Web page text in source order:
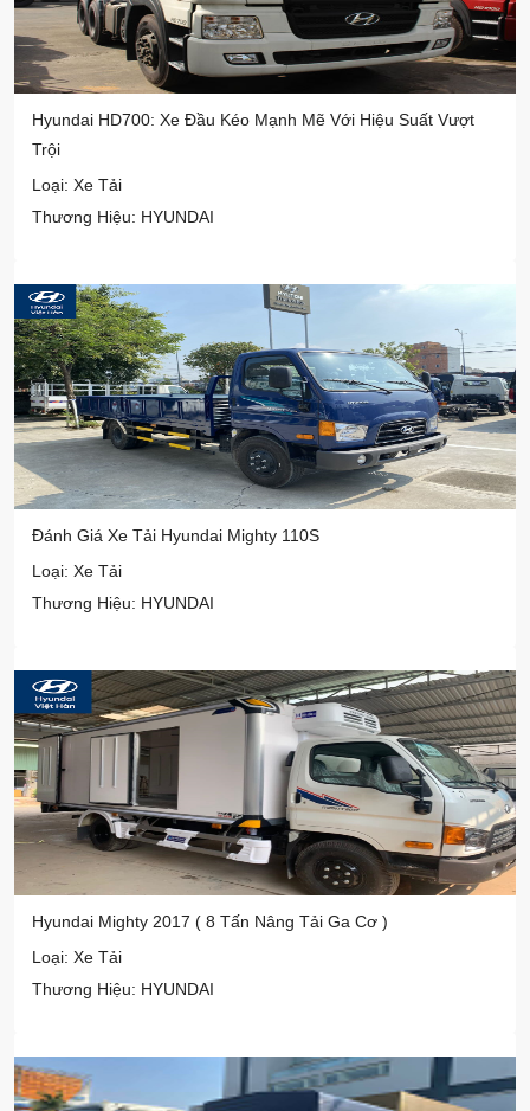
Hyundai HD700: Xe Đầu Kéo Mạnh Mẽ Với Hiệu Suất Vượt
Trội
Loại: Xe Tải
Thương Hiệu: HYUNDAI
Đánh Giá Xe Tải Hyundai Mighty 110S
Loại: Xe Tải
Thương Hiệu: HYUNDAI
Hyundai Mighty 2017 ( 8 Tấn Nâng Tải Ga Cơ )
Loại: Xe Tải
Thương Hiệu: HYUNDAI